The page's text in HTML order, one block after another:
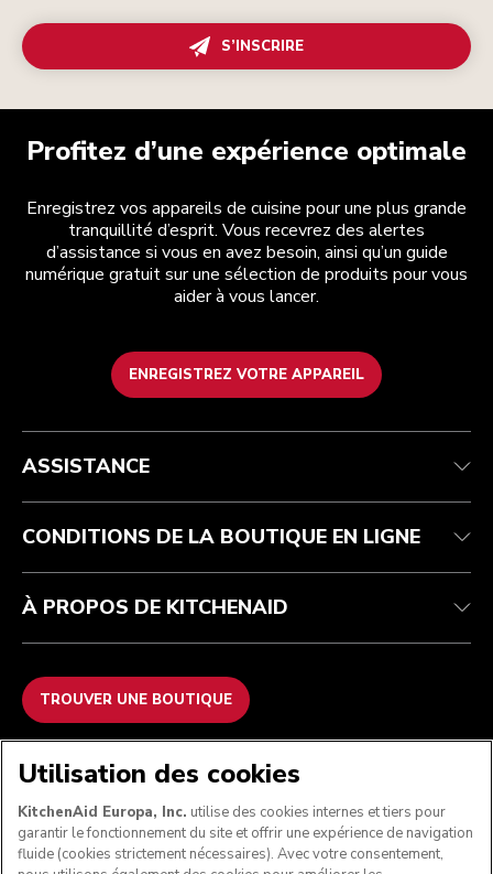
S’INSCRIRE
Profitez d’une expérience optimale
Enregistrez vos appareils de cuisine pour une plus grande
tranquillité d’esprit. Vous recevrez des alertes
d’assistance si vous en avez besoin, ainsi qu’un guide
numérique gratuit sur une sélection de produits pour vous
aider à vous lancer.
ENREGISTREZ VOTRE APPAREIL
Health Check
Suivez votre commande
Garantie et documents
Recupel
Conditions générales de vente
Retours et remboursements
Imprint
ODR
La marque
Trouver une boutique
ASSISTANCE
CONDITIONS DE LA BOUTIQUE EN LIGNE
À PROPOS DE KITCHENAID
TROUVER UNE BOUTIQUE
NOUS ACCEPTONS
Utilisation des cookies
KitchenAid Europa, Inc. utilise des cookies internes et tiers pour
garantir le fonctionnement du site et offrir une expérience de navigation
fluide (cookies strictement nécessaires). Avec votre consentement,